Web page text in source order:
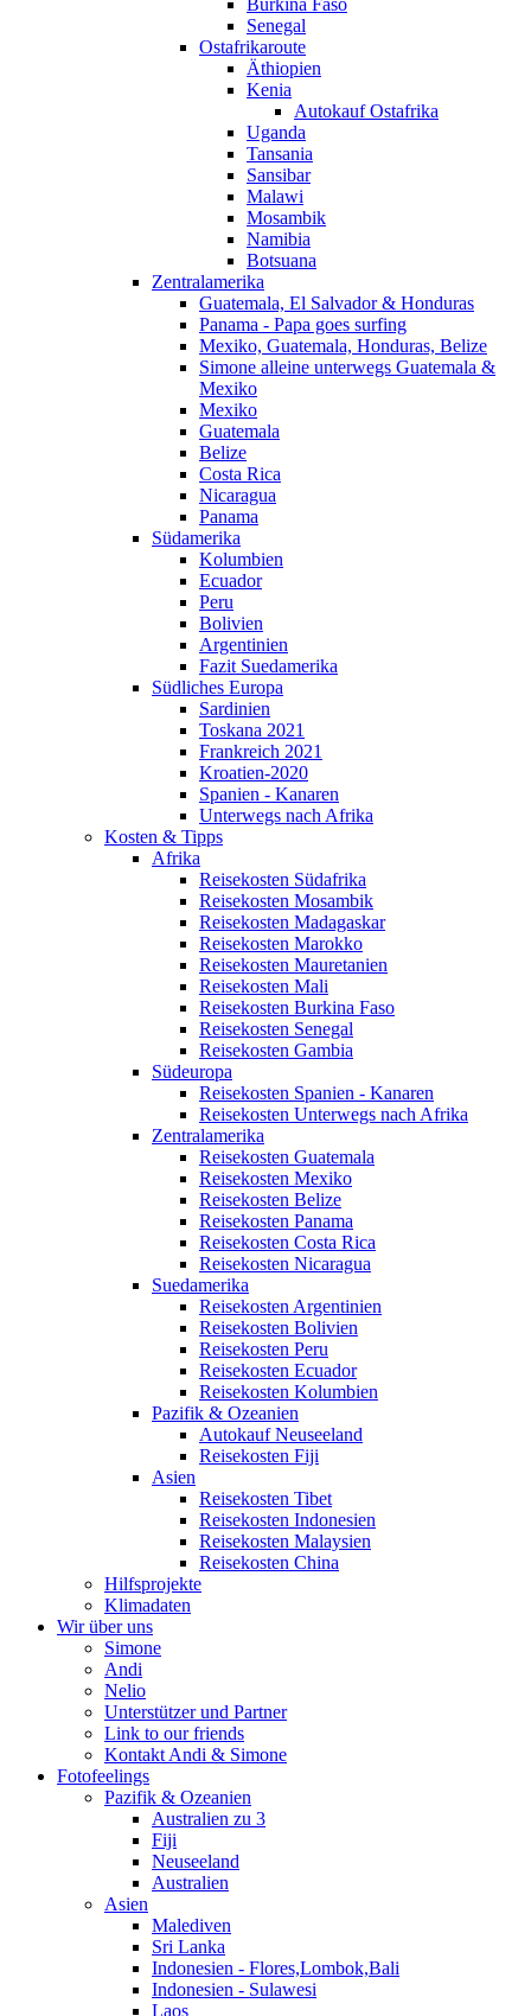
Burkina Faso
Senegal
Ostafrikaroute
Äthiopien
Kenia
Autokauf Ostafrika
Uganda
Tansania
Sansibar
Malawi
Mosambik
Namibia
Botsuana
Zentralamerika
Guatemala, El Salvador & Honduras
Panama - Papa goes surfing
Mexiko, Guatemala, Honduras, Belize
Simone alleine unterwegs Guatemala &
Mexiko
Mexiko
Guatemala
Belize
Costa Rica
Nicaragua
Panama
Südamerika
Kolumbien
Ecuador
Peru
Bolivien
Argentinien
Fazit Suedamerika
Südliches Europa
Sardinien
Toskana 2021
Frankreich 2021
Kroatien-2020
Spanien - Kanaren
Unterwegs nach Afrika
Kosten & Tipps
Afrika
Reisekosten Südafrika
Reisekosten Mosambik
Reisekosten Madagaskar
Reisekosten Marokko
Reisekosten Mauretanien
Reisekosten Mali
Reisekosten Burkina Faso
Reisekosten Senegal
Reisekosten Gambia
Südeuropa
Reisekosten Spanien - Kanaren
Reisekosten Unterwegs nach Afrika
Zentralamerika
Reisekosten Guatemala
Reisekosten Mexiko
Reisekosten Belize
Reisekosten Panama
Reisekosten Costa Rica
Reisekosten Nicaragua
Suedamerika
Reisekosten Argentinien
Reisekosten Bolivien
Reisekosten Peru
Reisekosten Ecuador
Reisekosten Kolumbien
Pazifik & Ozeanien
Autokauf Neuseeland
Reisekosten Fiji
Asien
Reisekosten Tibet
Reisekosten Indonesien
Reisekosten Malaysien
Reisekosten China
Hilfsprojekte
Klimadaten
Wir über uns
Simone
Andi
Nelio
Unterstützer und Partner
Link to our friends
Kontakt Andi & Simone
Fotofeelings
Pazifik & Ozeanien
Australien zu 3
Fiji
Neuseeland
Australien
Asien
Malediven
Sri Lanka
Indonesien - Flores,Lombok,Bali
Indonesien - Sulawesi
Laos